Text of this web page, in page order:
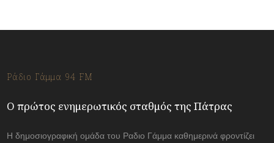
Ράδιο Γάμμα 94 FM
Ο πρώτος ενημερωτικός σταθμός της Πάτρας
Η δημοσιογραφική ομάδα του Ραδιο Γάμμα καθημερινά φροντίζει